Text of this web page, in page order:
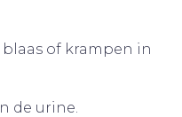
blaas of krampen in
de urine.